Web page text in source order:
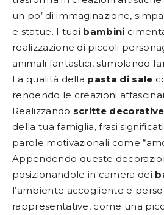
un po’ di immaginazione,
e statue. I tuoi bambini
realizzazione di piccoli
animali fantastici, stimolando
La qualità della pasta di sale
rendendo le creazioni
Realizzando scritte decorative
della tua famiglia, frasi
parole motivazionali come
Appendendo queste
posizionandole in camera dei
l’ambiente accogliente e
rappresentative, come una